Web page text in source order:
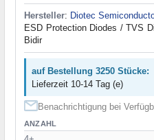
Hersteller: Diotec
ESD Protection Diodes / TVS
Bidir
auf Bestellung 3250 Stücke:
Lieferzeit 10-14 Tag (e)
Benachrichtigung bei
ANZAHL